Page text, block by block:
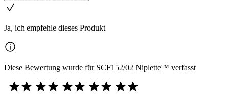
Ja, ich empfehle dieses Produkt
Diese Bewertung wurde für SCF152/02 Niplette™ verfasst